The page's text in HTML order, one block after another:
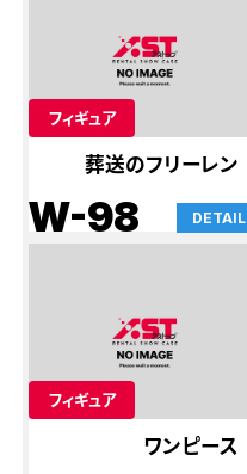
フィギュア
葬送のフリーレン
W-98 DETAIL
フィギュア
ワンピース